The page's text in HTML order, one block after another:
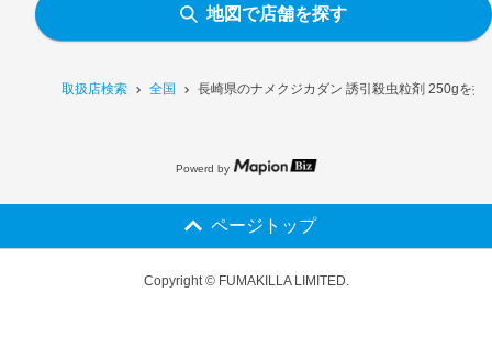
取扱店検索 全国 長崎県のナメクジカダン 誘引殺虫粒剤 250gを扱
地図で店舗を探す
Powerd by
ページトップ
Copyright © FUMAKILLA LIMITED.